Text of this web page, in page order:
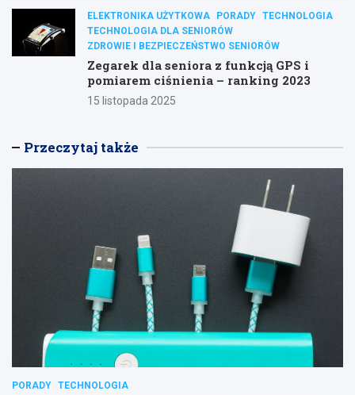
ELEKTRONIKA UŻYTKOWA PORADY TECHNOLOGIA
TECHNOLOGIA DLA SENIORÓW
ZDROWIE I BEZPIECZEŃSTWO SENIORÓW
Zegarek dla seniora z funkcją GPS i
pomiarem ciśnienia – ranking 2023
15 listopada 2025
Przeczytaj także
PORADY TECHNOLOGIA